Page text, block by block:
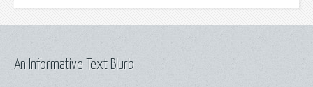
An Informative Text Blurb